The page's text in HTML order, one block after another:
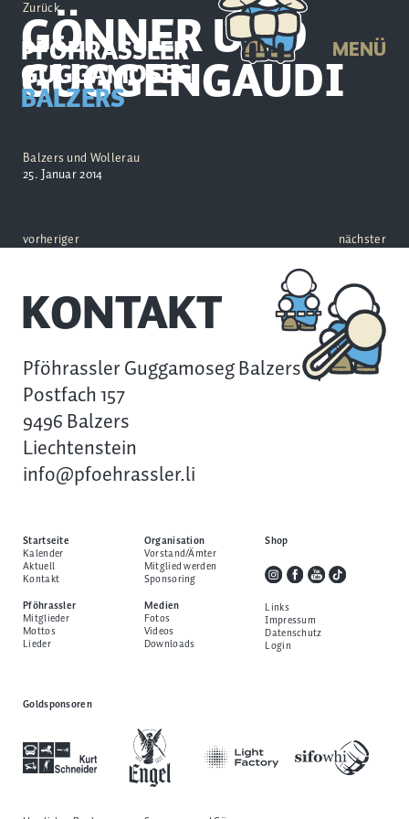
PFÖHRASSLER
GUGGAMOSEG
BALZERS
MENÜ
Zurück
GÖNNER UND
GUGGENGAUDI
Balzers und Wollerau
25. Januar 2014
vorheriger nächster
KONTAKT
Pföhrassler Guggamoseg Balzers
Postfach 157
9496 Balzers
Liechtenstein
info@pfoehrassler.li
Startseite
Kalender
Aktuell
Kontakt
Pföhrassler
Mitglieder
Mottos
Lieder
Organisation
Vorstand/Ämter
Mitglied werden
Sponsoring
Medien
Fotos
Videos
Downloads
Shop
Links
Impressum
Datenschutz
Login
Goldsponsoren